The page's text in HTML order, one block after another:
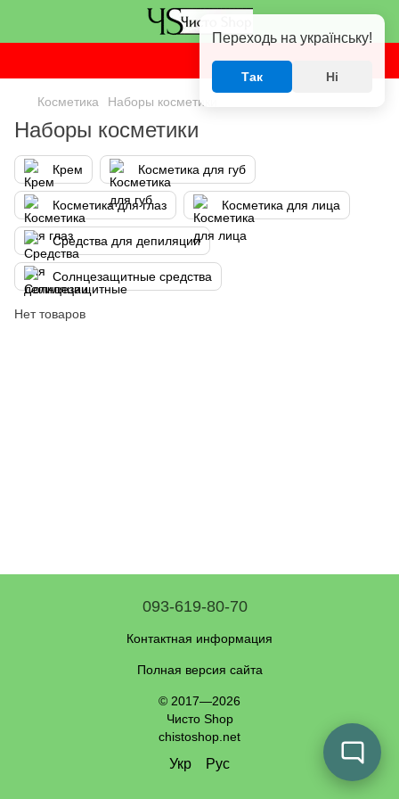
Косметика Наборы косметики
Наборы косметики
Крем Косметика для губ
Косметика для глаз Косметика для лица
Средства для депиляции
Солнцезащитные средства
Нет товаров
093-619-80-70
Контактная информация
Полная версия сайта
© 2017—2026
Чисто Shop
chistoshop.net
Укр Рус
Переходь на українську!
Так Ні